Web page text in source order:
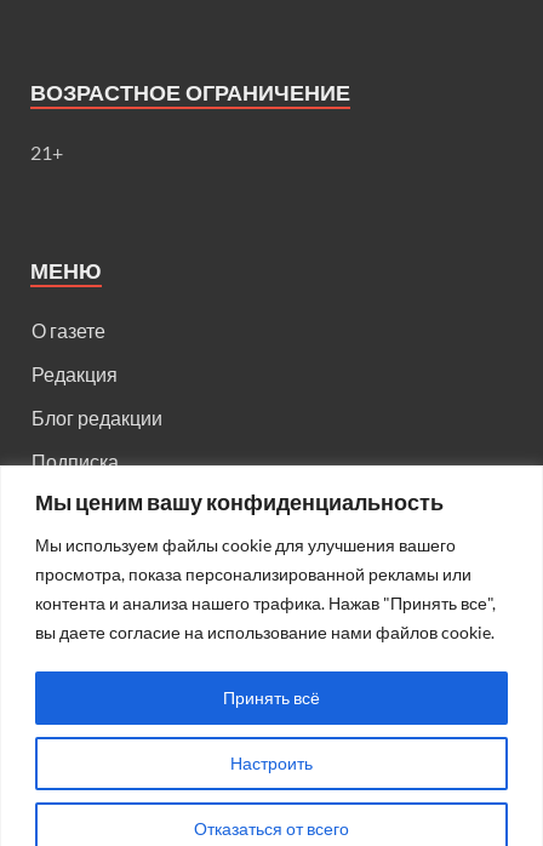
Мы ценим вашу конфиденциальность
Мы используем файлы cookie для улучшения вашего
просмотра, показа персонализированной рекламы или
контента и анализа нашего трафика. Нажав "Принять все",
вы даете согласие на использование нами файлов cookie.
Настроить
Отказаться от всего
Принять всё
ВОЗРАСТНОЕ ОГРАНИЧЕНИЕ
21+
МЕНЮ
О газете
Редакция
Блог редакции
Подписка
Правила поведения на сайте
Реклама
Старый HTML сайт
Авторсие права: © 2026Газета "Советская Россия".